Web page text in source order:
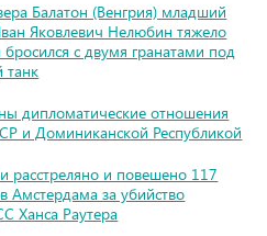
Балатон (Венгрия) младший
Яковлевич Нелюбин тяжело
с двумя гранатами под
танк
дипломатические отношения
и Доминиканской Республикой
расстреляно и повешено 117
Амстердама за убийство
Ханса Раутера